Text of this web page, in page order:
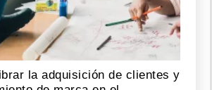
la adquisición de clientes y